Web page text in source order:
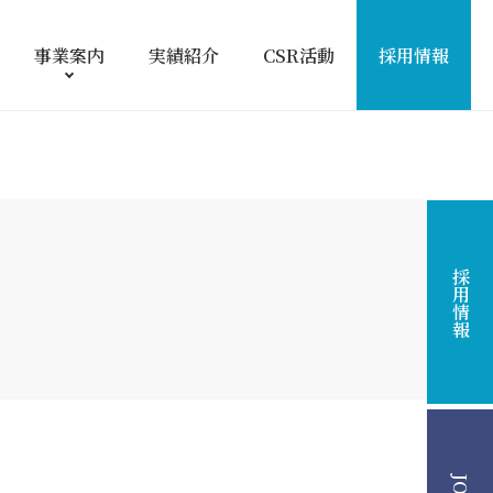
事業案内 実績紹介 CSR活動 採用情報
採用情報